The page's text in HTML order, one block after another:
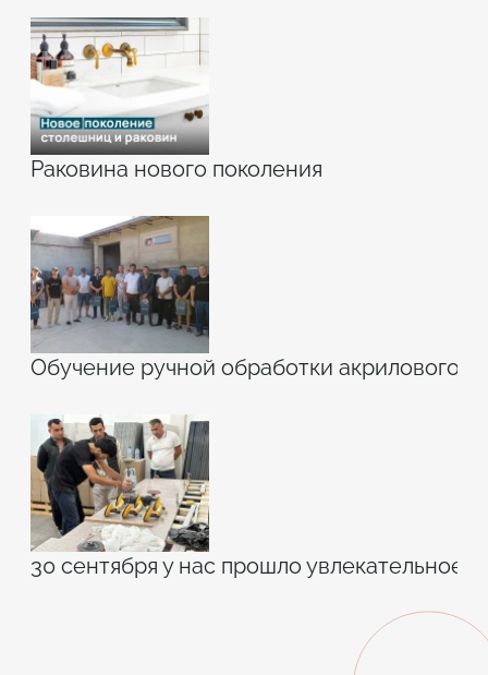
Раковина нового поколения
Обучение ручной обработки акрилового
30 сентября у нас прошло увлекательное